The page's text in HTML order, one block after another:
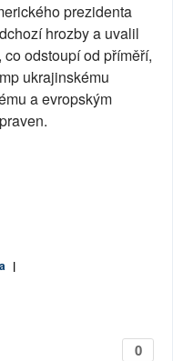
prezidenta
hrozby a uvalil
odstoupí od příměří,
ukrajinskému
a evropským
|
0